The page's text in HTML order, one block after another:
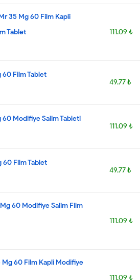
35 Mg 60 Film Kapli
Tablet
111.09 ₺
60 Film Tablet
49.77 ₺
60 Modifiye Salim Tableti
111.09 ₺
60 Film Tablet
49.77 ₺
60 Modifiye Salim Film
111.09 ₺
Mg 60 Film Kapli Modifiye
111.09 ₺